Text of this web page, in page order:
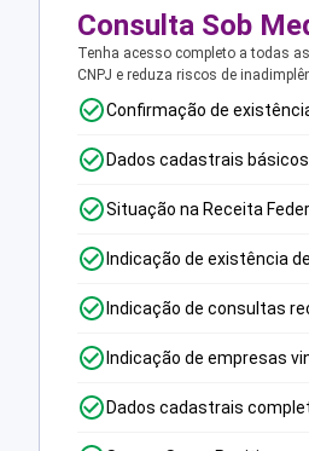
Consulta Sob
Tenha acesso completo a todas
CNPJ e reduza riscos de
Confirmação de
Dados cadastrais básicos
Situação na Receita
Indicação de existência
Indicação de consultas
Indicação de empresas
Dados cadastrais